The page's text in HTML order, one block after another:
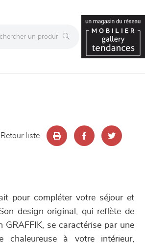
Retour liste
pour compléter votre séjour et
design original, qui reflète de
se caractérise par une
à votre intérieur,